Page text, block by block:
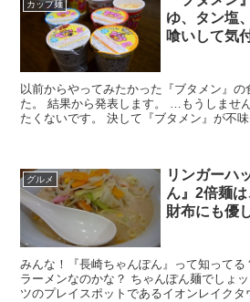
カップ麺
ゆ、タン塩
喰いして気
以前からやってみたかった『ブタメン』
た。 結果から発表します。 …もうしません。 頼まれても、もうやり
たくないです。 決して『ブタメン』が不味いわけではないんです。1
グルメ
リンガーハ
ん』2倍麺
財布にも優
みんな！『長崎ちゃんぽん』って知ってる
ラーメンなのかな？ ちゃんぽん麺でしょッ！…まあいいや。 コシタ
ツのプレイスポットであるイオンレイク